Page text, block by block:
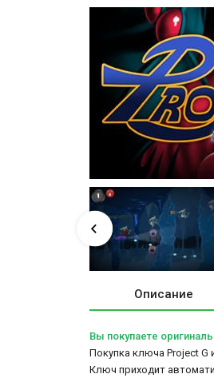
Описание
Вы покупаете
Покупка ключа Project G
Ключ приходит